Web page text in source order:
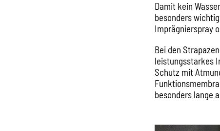
Damit kein
besonders
Imprägnierspray
Bei den
leistungsstarkes
Schutz mit
besonders lange